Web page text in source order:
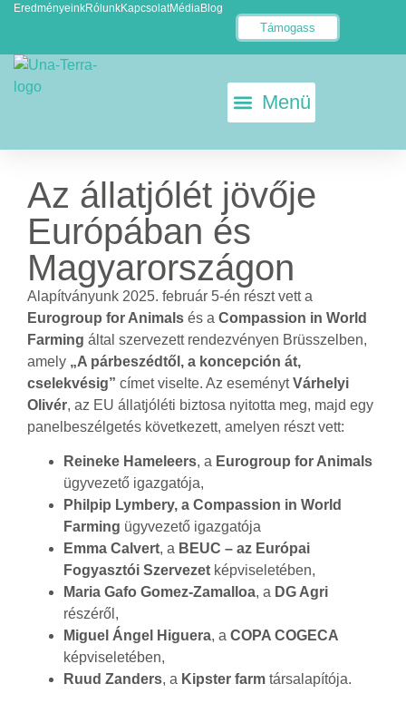
EredményeinkRólunkKapcsolatMédiaBlog
Támogass
Az állatjólét jövője
Európában és
Magyarországon
Alapítványunk 2025. február 5-én részt vett a
Eurogroup for Animals és a Compassion in World
Farming által szervezett rendezvényen Brüsszelben,
amely „A párbeszédtől, a koncepción át,
cselekvésig” címet viselte. Az eseménytVárhelyi
Olivér, az EU állatjóléti biztosa nyitotta meg, majd egy
panelbeszélgetés következett, amelyen részt vett:
Reineke Hameleers, a Eurogroup for Animals
ügyvezető igazgatója,
Philpip Lymbery, a Compassion in World
Farming ügyvezető igazgatója
Emma Calvert, a BEUC – az Európai
Fogyasztói Szervezet képviseletében,
Maria Gafo Gomez-Zamalloa, a DG Agri
részéről,
Miguel Ángel Higuera, a COPA COGECA
képviseletében,
Ruud Zanders, a Kipster farm társalapítója.